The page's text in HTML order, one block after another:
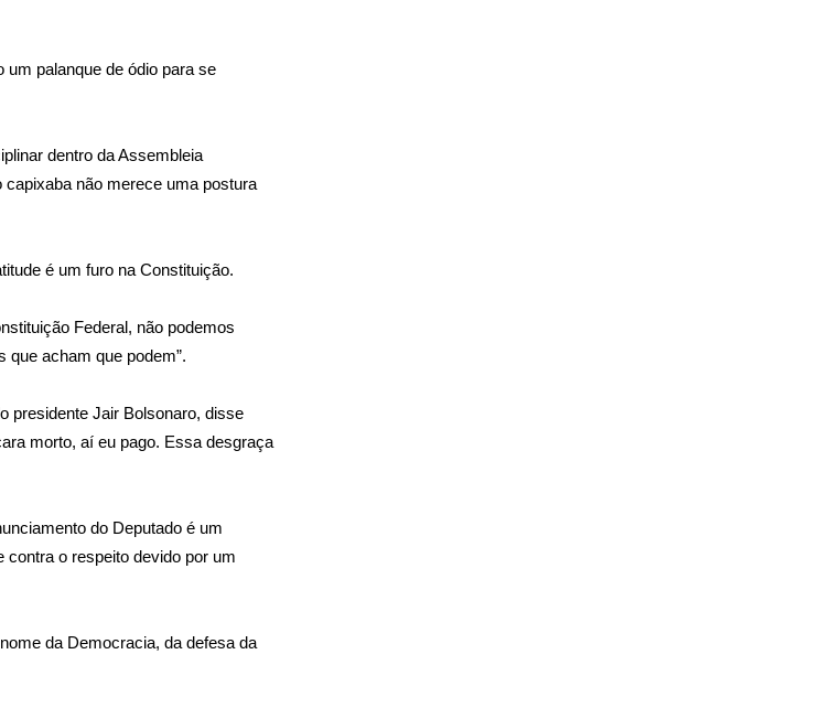
um palanque de ódio para se
dentro da Assembleia
capixaba não merece uma postura
é um furo na Constituição.
Federal, não podemos
acham que podem”.
presidente Jair Bolsonaro, disse
morto, aí eu pago. Essa desgraça
do Deputado é um
o respeito devido por um
da Democracia, da defesa da